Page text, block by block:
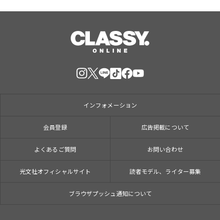
インフォメーション
会員登録 広告掲載について
よくあるご質問 お問い合わせ
光文社オフィシャルサイト 読者モデル、ライター募集
ブラウザプッシュ通知について